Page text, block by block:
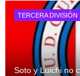
TERCERA DIVISIÓN
Soto y Luichi no